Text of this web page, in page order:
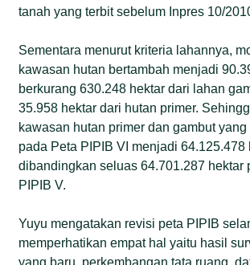
tanah yang terbit sebelum Inpres 10/
Sementara menurut kriteria lahannya,
kawasan hutan bertambah menjadi
berkurang 630.248 hektar dari lahan
35.958 hektar dari hutan primer.
kawasan hutan primer dan gambut
pada Peta PIPIB VI menjadi 64.125.478
dibandingkan seluas 64.701.287 hektar
PIPIB V.
Yuyu mengatakan revisi peta PIPIB
memperhatikan empat hal yaitu hasil
yang baru, perkembangan tata ruang,